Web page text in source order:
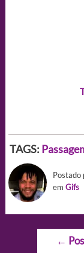
TAGS:
Postado
em Gifs
Navegação
←